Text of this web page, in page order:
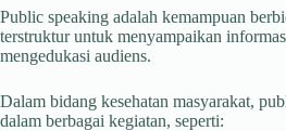
Public speaking adalah kemampuan
terstruktur untuk menyampaikan
mengedukasi audiens.
Dalam bidang kesehatan masyarakat,
dalam berbagai kegiatan, seperti: